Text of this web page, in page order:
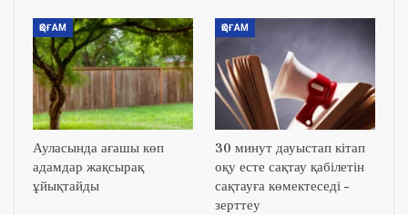
ҚОҒАМ
Ауласында ағашы көп
адамдар жақсырақ
ұйықтайды
ҚОҒАМ
30 минут дауыстап кітап
оқу есте сақтау қабілетін
сақтауға көмектеседі –
зерттеу